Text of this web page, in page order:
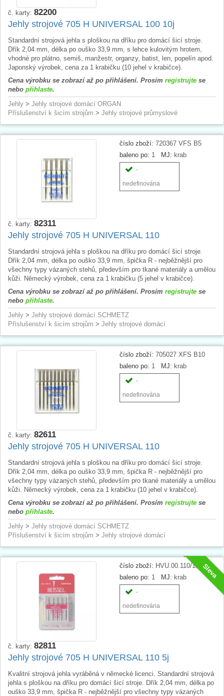
č. karty: 82200
Jehly strojové 705 H UNIVERSAL 100 10j
Standardní strojová jehla s ploškou na dříku pro domácí šicí stroje.
Dřík 2,04 mm, délka po ouško 33,9 mm, s lehce kulovitým hrotem,
vhodné pro plátno, semiš, manžestr, organzy, batist, len, popelín apod.
Japonský výrobek, cena za 1 krabičku (10 jehel v krabičce).
Cena výrobku se zobrazí až po přihlášení. Prosím registrujte se
nebo přihlaste.
Jehly > Jehly strojové domácí ORGAN
Příslušenství k šicím strojům > Jehly strojové průmyslové
číslo zboží: 720367 VFS B5
baleno po: 1 MJ: krab
-
nedefinována
č. karty: 82311
Jehly strojové 705 H UNIVERSAL 110
Standardní strojová jehla s ploškou na dříku pro domácí šicí stroje.
Dřík 2,04 mm, délka po ouško 33,9 mm, špička R - nejběžnější pro
všechny typy vázaných stehů, především pro tkané materiály a umělou
kůži. Německý výrobek, cena za 1 krabičku (5 jehel v krabičce).
Cena výrobku se zobrazí až po přihlášení. Prosím registrujte se
nebo přihlaste.
Jehly > Jehly strojové domácí SCHMETZ
Příslušenství k šicím strojům > Jehly strojové domácí
číslo zboží: 705027 XFS B10
baleno po: 1 MJ: krab
-
nedefinována
č. karty: 82611
Jehly strojové 705 H UNIVERSAL 110
Standardní strojová jehla s ploškou na dříku pro domácí šicí stroje.
Dřík 2,04 mm, délka po ouško 33,9 mm, špička R - nejběžnější pro
všechny typy vázaných stehů, především pro tkané materiály a umělou
kůži. Německý výrobek, cena za 1 krabičku (10 jehel v krabičce).
Cena výrobku se zobrazí až po přihlášení. Prosím registrujte se
nebo přihlaste.
Jehly > Jehly strojové domácí SCHMETZ
Příslušenství k šicím strojům > Jehly strojové domácí
Sleva
číslo zboží: HVU.00.110/18
baleno po: 1 MJ: krab
-
nedefinována
č. karty: 82811
Jehly strojové 705 H UNIVERSAL 110 5j
Kvalitní strojová jehla vyráběná v německé licenci. Standardní strojová
jehla s ploškou na dříku pro domácí šicí stroje. Dřík 2,04 mm, délka po
ouško 33,9 mm, špička R - nejběžnější pro všechny typy vázaných